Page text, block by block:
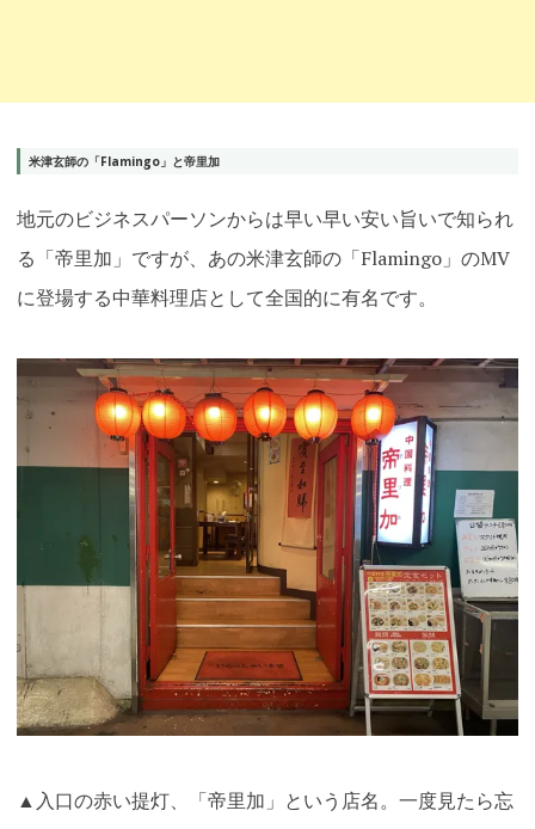
米津玄師の「Flamingo」と帝里加
地元のビジネスパーソンからは早い早い安い旨いで知られ
る「帝里加」ですが、あの米津玄師の「Flamingo」のMV
に登場する中華料理店として全国的に有名です。
▲入口の赤い提灯、「帝里加」という店名。一度見たら忘